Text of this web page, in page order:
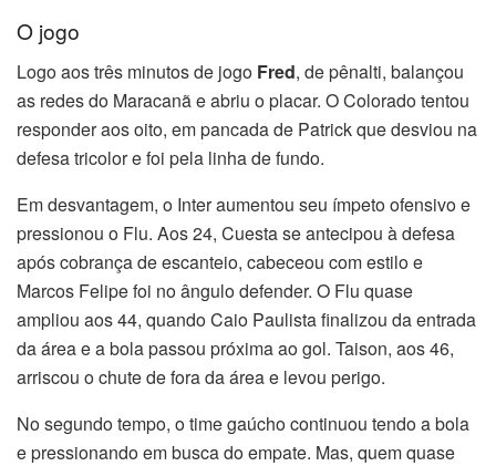
O jogo
Logo aos três minutos de jogo Fred, de pênalti, balançou
as redes do Maracanã e abriu o placar. O Colorado tentou
responder aos oito, em pancada de Patrick que desviou na
defesa tricolor e foi pela linha de fundo.
Em desvantagem, o Inter aumentou seu ímpeto ofensivo e
pressionou o Flu. Aos 24, Cuesta se antecipou à defesa
após cobrança de escanteio, cabeceou com estilo e
Marcos Felipe foi no ângulo defender. O Flu quase
ampliou aos 44, quando Caio Paulista finalizou da entrada
da área e a bola passou próxima ao gol. Taison, aos 46,
arriscou o chute de fora da área e levou perigo.
No segundo tempo, o time gaúcho continuou tendo a bola
e pressionando em busca do empate. Mas, quem quase